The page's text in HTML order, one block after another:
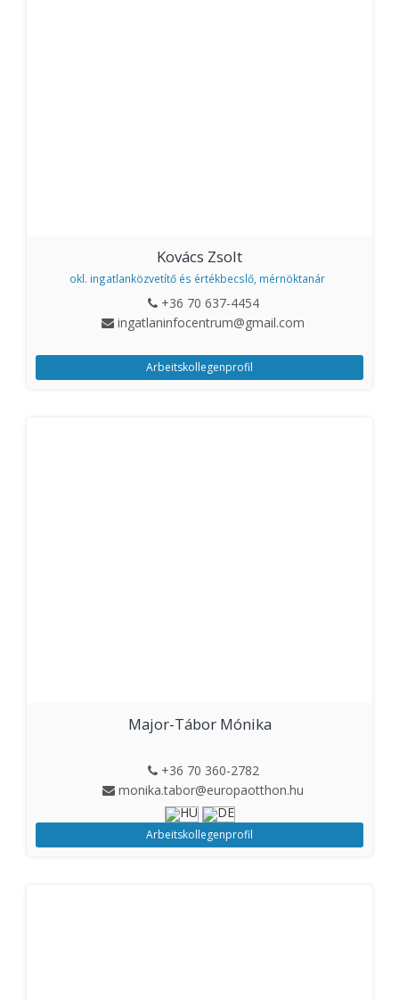
Kovács Zsolt
okl. ingatlanközvetítő és értékbecslő, mérnöktanár
+36 70 637-4454
ingatlaninfocentrum@gmail.com
Arbeitskollegenprofil
Major-Tábor Mónika
+36 70 360-2782
monika.tabor@europaotthon.hu
Arbeitskollegenprofil